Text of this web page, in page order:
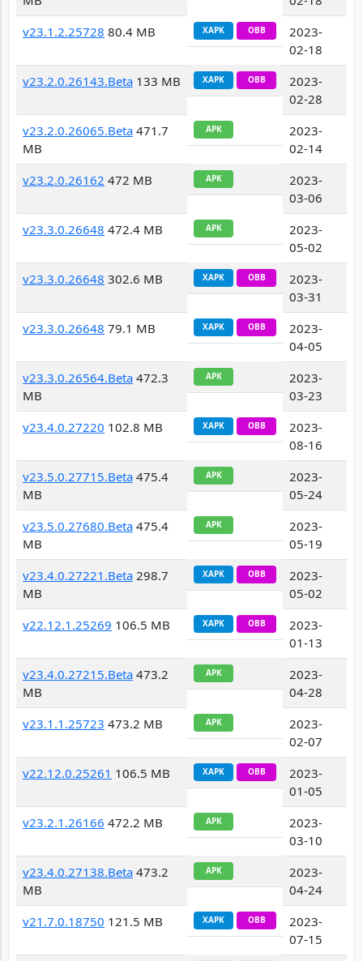
v23.1.2.25728 80.4 MB XAPK OBB
2023-
02-18
v23.2.0.26143.Beta 133 MB XAPK OBB
2023-
02-28
v23.2.0.26065.Beta 471.7
MB
APK
2023-
02-14
v23.2.0.26162 472 MB APK
2023-
03-06
v23.3.0.26648 472.4 MB APK
2023-
05-02
v23.3.0.26648 302.6 MB XAPK OBB
2023-
03-31
v23.3.0.26648 79.1 MB XAPK OBB
2023-
04-05
v23.3.0.26564.Beta 472.3
MB
APK
2023-
03-23
v23.4.0.27220 102.8 MB XAPK OBB
2023-
08-16
v23.5.0.27715.Beta 475.4
MB
APK
2023-
05-24
v23.5.0.27680.Beta 475.4
MB
APK
2023-
05-19
v23.4.0.27221.Beta 298.7
MB
XAPK OBB
2023-
05-02
v22.12.1.25269 106.5 MB XAPK OBB
2023-
01-13
v23.4.0.27215.Beta 473.2
MB
APK
2023-
04-28
v23.1.1.25723 473.2 MB APK
2023-
02-07
v22.12.0.25261 106.5 MB XAPK OBB
2023-
01-05
v23.2.1.26166 472.2 MB APK
2023-
03-10
v23.4.0.27138.Beta 473.2
MB
APK
2023-
04-24
v21.7.0.18750 121.5 MB XAPK OBB
2023-
07-15